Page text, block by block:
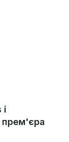
прем'єра